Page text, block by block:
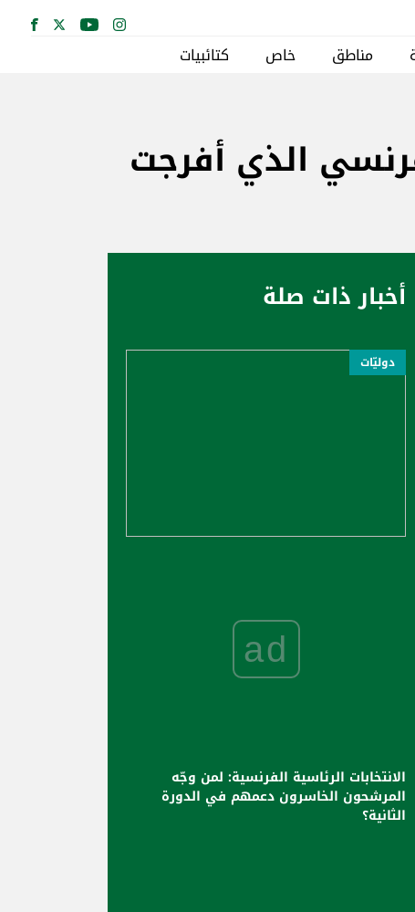
مناطق خاص كتائبيات
الذي أفرجت
أخبار ذات صلة
دوليّات
ad
الانتخابات الرئاسية الفرنسية: لمن وجّه
المرشحون الخاسرون دعمهم في الدورة
الثانية؟